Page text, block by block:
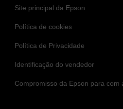
Site principal da Epson
Política de cookies
Política de Privacidade
Identificação do vendedor
Compromisso da Epson para com